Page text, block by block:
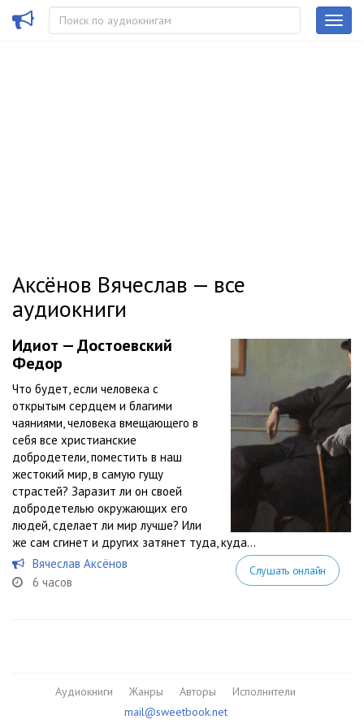
Аксёнов Вячеслав — все
аудиокниги
Идиот — Достоевский
Федор
Что будет, если человека с
открытым сердцем и благими
чаяниями, человека вмещающего в
себя все христианские
добродетели, поместить в наш
жестокий мир, в самую гущу
страстей? Заразит ли он своей
добродетелью окружающих его
людей, сделает ли мир лучше? Или
же сам сгинет и других затянет туда, куда...
Вячеслав Аксёнов
6 часов
Слушать онлайн
Аудиокниги Жанры Авторы
Исполнители
mail@sweetbook.net